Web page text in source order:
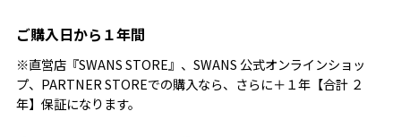
ご購入日から１年間
※直営店『SWANS STORE』、SWANS 公式オンラインショッ
プ、PARTNER STOREでの購入なら、さらに＋１年【合計 ２
年】保証になります。